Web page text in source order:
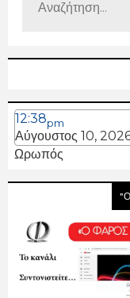
12:38pm
Αύγουστος 10,
Ωρωπός